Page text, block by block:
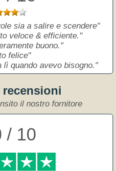
sia a salire e scendere
veloce & efficiente.
buono.
felice
quando avevo bisogno.
il nostro fornitore
/ 10